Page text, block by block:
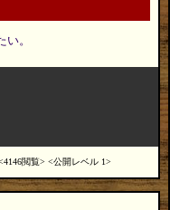
。
4146閲覧 公開レベル 1